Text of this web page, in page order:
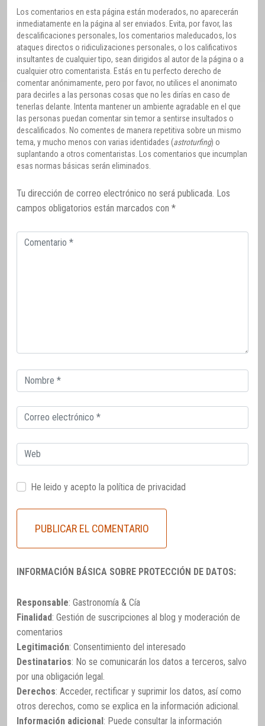
Los comentarios en esta página están moderados, no aparecerán
inmediatamente en la página al ser enviados. Evita, por favor, las
descalificaciones personales, los comentarios maleducados, los
ataques directos o ridiculizaciones personales, o los calificativos
insultantes de cualquier tipo, sean dirigidos al autor de la página o a
cualquier otro comentarista. Estás en tu perfecto derecho de
comentar anónimamente, pero por favor, no utilices el anonimato
para decirles a las personas cosas que no les dirías en caso de
tenerlas delante. Intenta mantener un ambiente agradable en el que
las personas puedan comentar sin temor a sentirse insultados o
descalificados. No comentes de manera repetitiva sobre un mismo
tema, y mucho menos con varias identidades (astroturfing) o
suplantando a otros comentaristas. Los comentarios que incumplan
esas normas básicas serán eliminados.
Tu dirección de correo electrónico no será publicada. Los
campos obligatorios están marcados con *
Comentario
Correo
electrónico
Correo
electrónico
Web
He leido y acepto la política de privacidad
INFORMACIÓN BÁSICA SOBRE PROTECCIÓN DE DATOS:
Responsable: Gastronomía & Cía
Finalidad: Gestión de suscripciones al blog y moderación de
comentarios
Legitimación: Consentimiento del interesado
Destinatarios: No se comunicarán los datos a terceros, salvo
por una obligación legal.
Derechos: Acceder, rectificar y suprimir los datos, así como
otros derechos, como se explica en la información adicional.
Información adicional: Puede consultar la información